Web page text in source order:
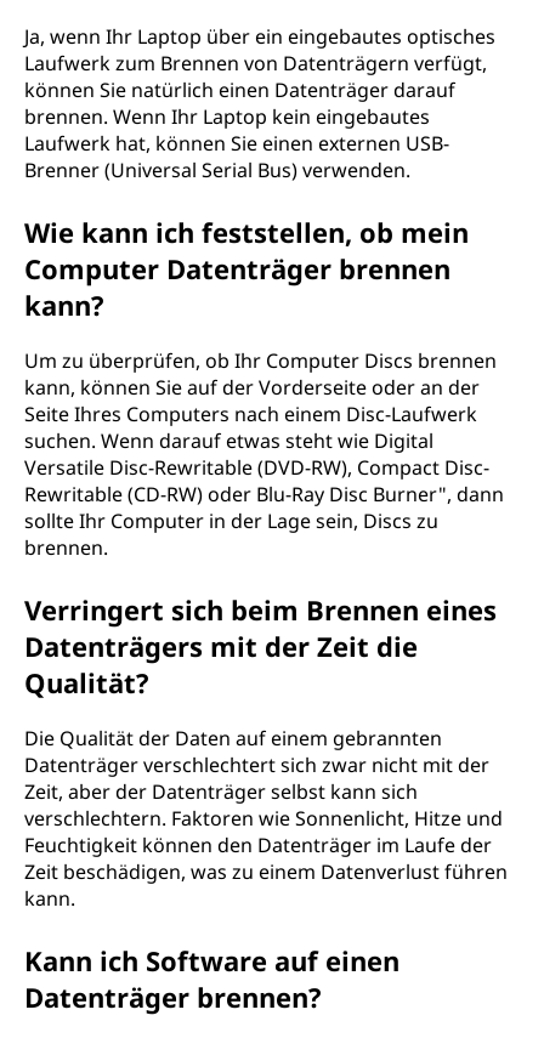
Ja, wenn Ihr Laptop über ein eingebautes optisches
Laufwerk zum Brennen von Datenträgern verfügt,
können Sie natürlich einen Datenträger darauf
brennen. Wenn Ihr Laptop kein eingebautes
Laufwerk hat, können Sie einen externen USB-
Brenner (Universal Serial Bus) verwenden.
Wie kann ich feststellen, ob mein
Computer Datenträger brennen
kann?
Um zu überprüfen, ob Ihr Computer Discs brennen
kann, können Sie auf der Vorderseite oder an der
Seite Ihres Computers nach einem Disc-Laufwerk
suchen. Wenn darauf etwas steht wie Digital
Versatile Disc-Rewritable (DVD-RW), Compact Disc-
Rewritable (CD-RW) oder Blu-Ray Disc Burner", dann
sollte Ihr Computer in der Lage sein, Discs zu
brennen.
Verringert sich beim Brennen eines
Datenträgers mit der Zeit die
Qualität?
Die Qualität der Daten auf einem gebrannten
Datenträger verschlechtert sich zwar nicht mit der
Zeit, aber der Datenträger selbst kann sich
verschlechtern. Faktoren wie Sonnenlicht, Hitze und
Feuchtigkeit können den Datenträger im Laufe der
Zeit beschädigen, was zu einem Datenverlust führen
kann.
Kann ich Software auf einen
Datenträger brennen?